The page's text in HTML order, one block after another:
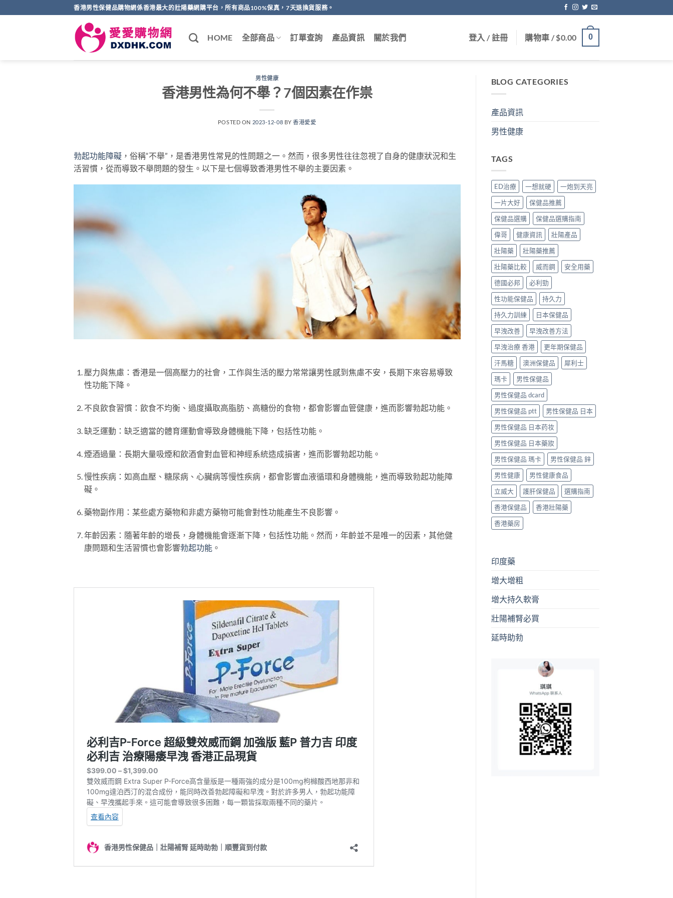
to
香港男性保健品購物網係香港最大的壯陽藥網購平台，所有商品100%保真，7天退換貨服務。
HOME 全部商品 訂單查詢 產品資訊 關於我們 登入 / 註冊 購物車 /$0.00 0
男性健康
香港男性為何不舉？7個因素在作祟
POSTED ON 2023-12-08 BY香港愛愛
勃起功能障礙 ，俗稱“不舉”，是香港男性常見的性問題之一。然而，很多男性往往忽視了自身的健康狀況和生
活習慣，從而導致不舉問題的發生。以下是七個導致香港男性不舉的主要因素。
壓力與焦慮：香港是一個高壓力的社會，工作與生活的壓力常常讓男性感到焦慮不安，長期下來容易導致
性功能下降。
不良飲食習慣：飲食不均衡、過度攝取高脂肪、高糖份的食物，都會影響血管健康，進而影響勃起功能。
缺乏運動：缺乏適當的體育運動會導致身體機能下降，包括性功能。
煙酒過量：長期大量吸煙和飲酒會對血管和神經系統造成損害，進而影響勃起功能。
慢性疾病：如高血壓、糖尿病、心臟病等慢性疾病，都會影響血液循環和身體機能，進而導致勃起功能障
礙。
藥物副作用：某些處方藥物和非處方藥物可能會對性功能產生不良影響。
年齡因素：隨著年齡的增長，身體機能會逐漸下降，包括性功能。然而，年齡並不是唯一的因素，其他健
康問題和生活習慣也會影響勃起功能。
BLOG CATEGORIES
產品資訊
男性健康
TAGS
ED治療 一想就硬
一炮到天亮
一片大好
保健品推薦
保健品選購
保健品選購指南
偉哥
健康資訊
壯陽產品
壯陽藥
壯陽藥推薦
壯陽藥比較
威而鋼
安全用藥
德國必邦
必利勁
性功能保健品
持久力
持久力訓練
日本保健品
早洩改善
早洩改善方法
早洩治療 香港
更年期保健品
汗馬糖
澳洲保健品
犀利士
瑪卡
男性保健品
男性保健品 dcard
男性保健品 ptt
男性保健品 日本
男性保健品 日本药妆
男性保健品 日本藥妝
男性保健品 瑪卡
男性保健品 鋅
男性健康
男性健康食品
立威大
護肝保健品
選購指南
香港保健品
香港壯陽藥
香港藥房
印度藥
增大增粗
增大持久軟膏
壯陽補腎必買
延時助勃